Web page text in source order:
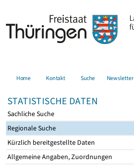
Home Kontakt Suche Newsletter
STATISTISCHE DATEN
Sachliche Suche
Regionale Suche
Kürzlich bereitgestellte Daten
Allgemeine Angaben, Zuordnungen